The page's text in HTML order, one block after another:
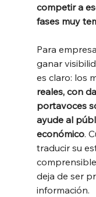
competir a
fases muy
Para
ganar
es claro: los
reales, con
portavoces
ayude al
económico.
traducir su
deja de ser
información.